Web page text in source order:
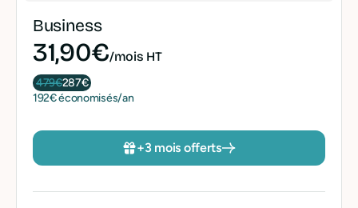
Business
31,90€/mois HT
479€287€
192€ économisés/an
+3 mois offerts